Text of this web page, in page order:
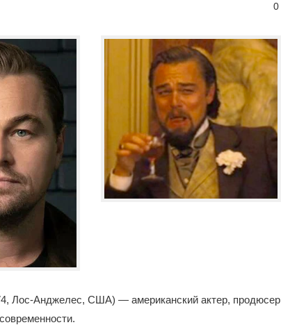
0
Лос-Анджелес, США) — американский актер, продюсер